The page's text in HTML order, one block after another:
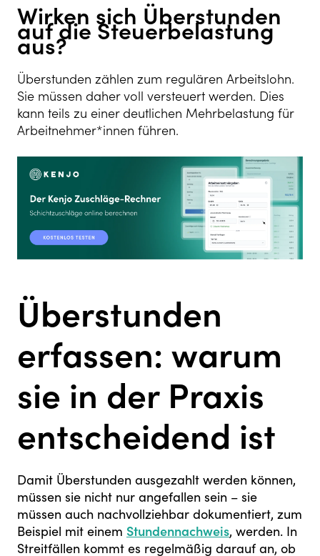
Wirken sich Überstunden
auf die Steuerbelastung
aus?
Überstunden zählen zum regulären Arbeitslohn.
Sie müssen daher voll versteuert werden. Dies
kann teils zu einer deutlichen Mehrbelastung für
Arbeitnehmer*innen führen.
Überstunden
erfassen: warum
sie in der Praxis
entscheidend ist
Damit Überstunden ausgezahlt werden können,
müssen sie nicht nur angefallen sein – sie
müssen auch nachvollziehbar dokumentiert, zum
Beispiel mit einem Stundennachweis, werden. In
Streitfällen kommt es regelmäßig darauf an, ob